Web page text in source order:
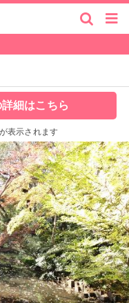
細はこちら
表示されます